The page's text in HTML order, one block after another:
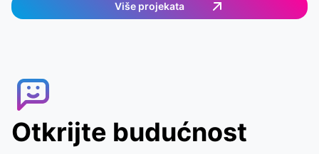
jednostavan i efikasan način naručivanja hrane.
Korisnici mogu odabrati željene artikle, a zatim
brzo i praktično dobijanje hrane.
Više projekata
Otkrijte budućnost